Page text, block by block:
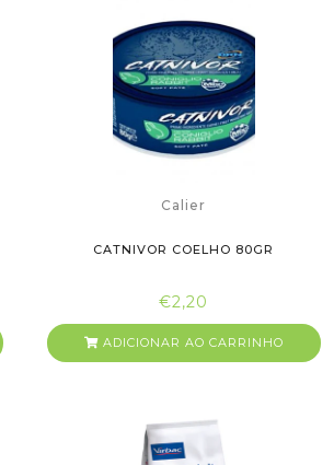
Calier
CATNIVOR COELHO 80GR
€2,20
ADICIONAR AO CARRINHO